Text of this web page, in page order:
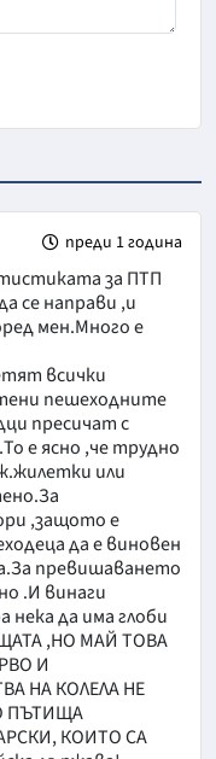
преди 1 година
за ПТП
се направи ,и
мен.Много е
всички
пешеходните
пресичат с
е ясно ,че трудно
или
,защото е
да е виновен
превишаването
.И винаги
нека да има глоби
,НО МАЙ ТОВА
И
НА КОЛЕЛА НЕ
ПЪТИЩА
КОИТО СА